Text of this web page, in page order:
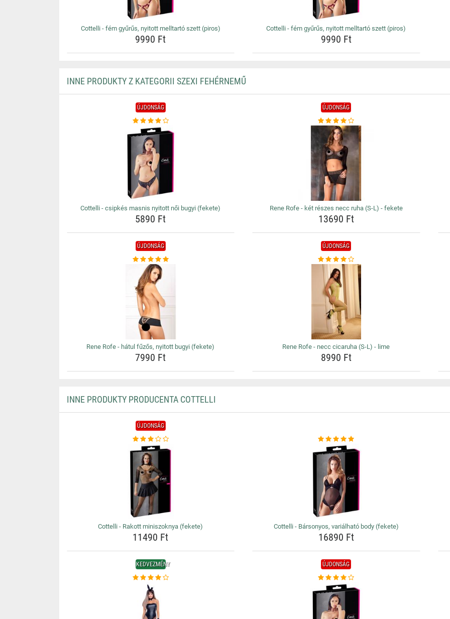
Cottelli - fém gyűrűs, nyitott melltartó szett (piros)
9990 Ft
Cottelli - fém gyűrűs, nyitott melltartó szett (piros)
9990 Ft
INNE PRODUKTY Z KATEGORII SZEXI FEHÉRNEMŰ
ÚJDONSÁG
Cottelli - csipkés masnis nyitott női bugyi (fekete)
5890 Ft
ÚJDONSÁG
Rene Rofe - két részes necc ruha (S-L) - fekete
13690 Ft
ÚJDONSÁG
Rene Rofe - hátul fűzős, nyitott bugyi (fekete)
7990 Ft
ÚJDONSÁG
Rene Rofe - necc cicaruha (S-L) - lime
8990 Ft
INNE PRODUKTY PRODUCENTA COTTELLI
ÚJDONSÁG
Cottelli - Rakott miniszoknya (fekete)
11490 Ft
Cottelli - Bársonyos, variálható body (fekete)
16890 Ft
KEDVEZMÉNY ÚJDONSÁG